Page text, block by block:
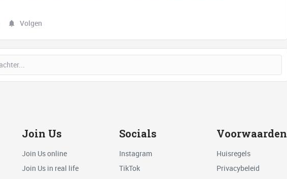
Volgen
Join Us
Join Us online
Join Us in real life
Socials
Instagram
TikTok
Voorwaarden
Huisregels
Privacybeleid